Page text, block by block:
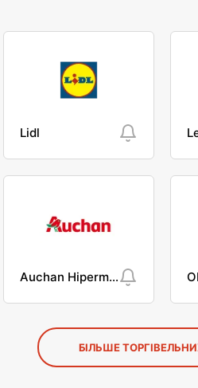
Lidl
Auchan Hipermarket
БІЛЬШЕ